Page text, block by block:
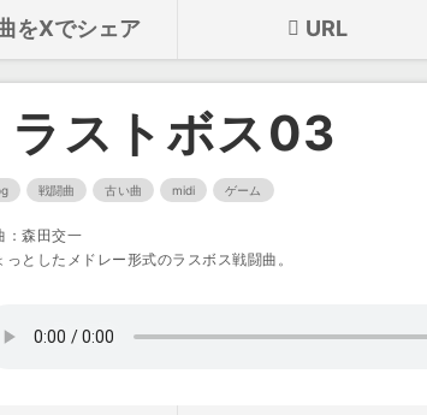
をXでシェア URL
ラストボス03
戦闘曲 古い曲 midi ゲーム
：森田交一
っとしたメドレー形式のラスボス戦闘曲。